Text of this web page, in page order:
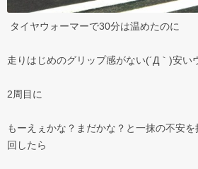
タイヤウォーマーで30分は温めたのに
走りはじめのグリップ感がない(´Д｀)安い
2周目に
もーえぇかな？まだかな？と一抹の不安
回したら